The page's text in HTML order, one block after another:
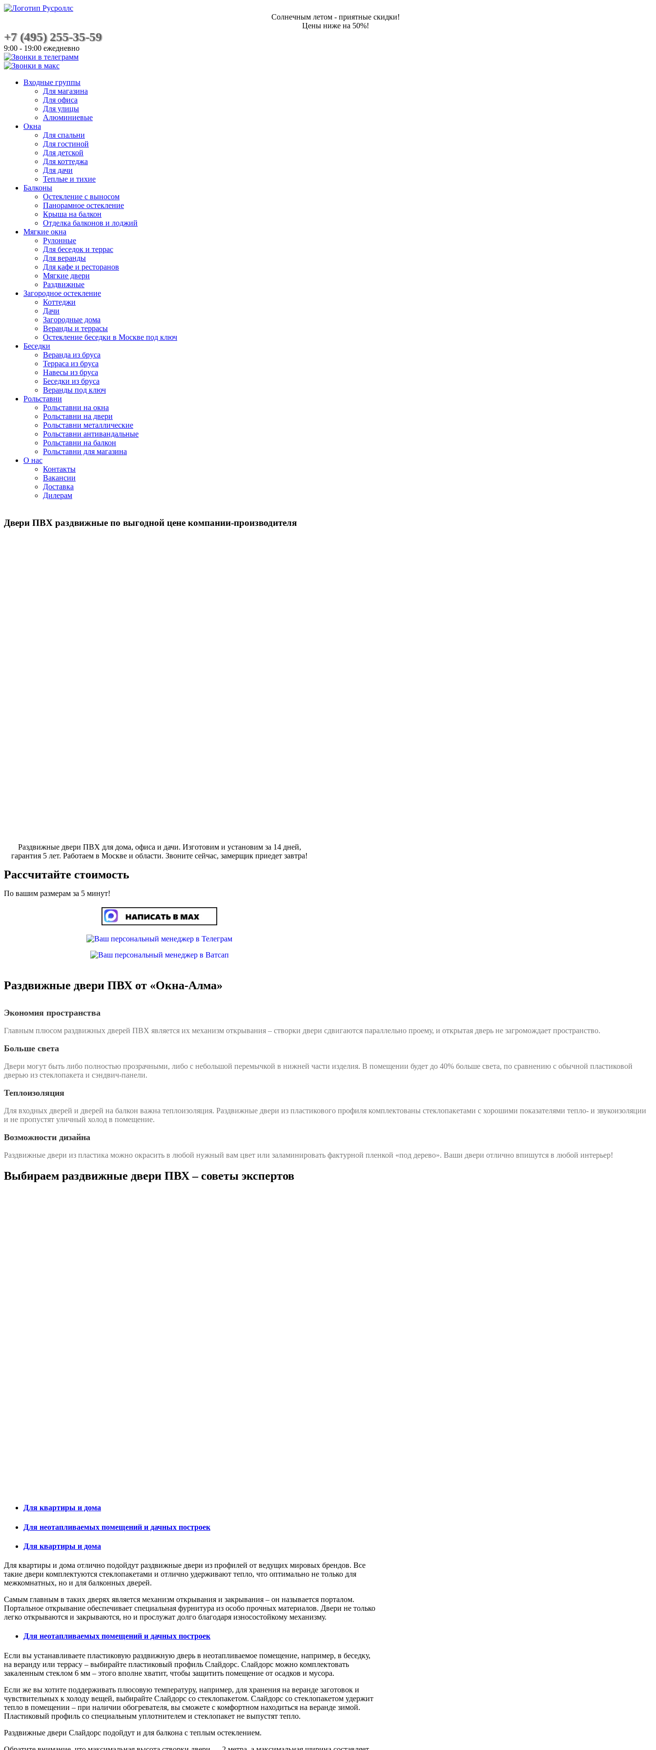
Солнечным летом - приятные скидки!
Цены ниже на 50%!
+7 (495) 255-35-59
9:00 - 19:00 ежедневно
Входные группы
Для магазина
Для офиса
Для улицы
Алюминиевые
Окна
Для спальни
Для гостиной
Для детской
Для коттеджа
Для дачи
Теплые и тихие
Балконы
Остекление с выносом
Панорамное остекление
Крыша на балкон
Отделка балконов и лоджий
Мягкие окна
Рулонные
Для беседок и террас
Для веранды
Для кафе и ресторанов
Мягкие двери
Раздвижные
Загородное остекление
Коттеджи
Дачи
Загородные дома
Веранды и террасы
Остекление беседки в Москве под ключ
Беседки
Веранда из бруса
Терраса из бруса
Навесы из бруса
Беседки из бруса
Веранды под ключ
Рольставни
Рольставни на окна
Рольставни на двери
Рольставни металлические
Рольставни антивандальные
Рольставни на балкон
Рольставни для магазина
О нас
Контакты
Вакансии
Доставка
Дилерам
Двери ПВХ раздвижные по выгодной цене компании-производителя
Раздвижные двери ПВХ для дома, офиса и дачи. Изготовим и установим за 14 дней,
гарантия 5 лет. Работаем в Москве и области. Звоните сейчас, замерщик приедет завтра!
Рассчитайте стоимость
По вашим размерам за 5 минут!
Раздвижные двери ПВХ от «Окна-Алма»
Экономия пространства
Главным плюсом раздвижных дверей ПВХ является их механизм открывания – створки двери сдвигаются параллельно проему, и открытая дверь не загромождает пространство.
Больше света
Двери могут быть либо полностью прозрачными, либо с небольшой перемычкой в нижней части изделия. В помещении будет до 40% больше света, по сравнению с обычной пластиковой
дверью из стеклопакета и сэндвич-панели.
Теплоизоляция
Для входных дверей и дверей на балкон важна теплоизоляция. Раздвижные двери из пластикового профиля комплектованы стеклопакетами с хорошими показателями тепло- и звукоизоляции
и не пропустят уличный холод в помещение.
Возможности дизайна
Раздвижные двери из пластика можно окрасить в любой нужный вам цвет или заламинировать фактурной пленкой «под дерево». Ваши двери отлично впишутся в любой интерьер!
Выбираем раздвижные двери ПВХ – советы экспертов
Для квартиры и дома
Для неотапливаемых помещений и дачных построек
Для квартиры и дома
Для квартиры и дома отлично подойдут раздвижные двери из профилей от ведущих мировых брендов. Все
такие двери комплектуются стеклопакетами и отлично удерживают тепло, что оптимально не только для
межкомнатных, но и для балконных дверей.
Самым главным в таких дверях является механизм открывания и закрывания – он называется порталом.
Портальное открывание обеспечивает специальная фурнитура из особо прочных материалов. Двери не только
легко открываются и закрываются, но и прослужат долго благодаря износостойкому механизму.
Для неотапливаемых помещений и дачных построек
Если вы устанавливаете пластиковую раздвижную дверь в неотапливаемое помещение, например, в беседку,
на веранду или террасу – выбирайте пластиковый профиль Слайдорс. Слайдорс можно комплектовать
закаленным стеклом 6 мм – этого вполне хватит, чтобы защитить помещение от осадков и мусора.
Если же вы хотите поддерживать плюсовую температуру, например, для хранения на веранде заготовок и
чувствительных к холоду вещей, выбирайте Слайдорс со стеклопакетом. Слайдорс со стеклопакетом удержит
тепло в помещении – при наличии обогревателя, вы сможете с комфортном находиться на веранде зимой.
Пластиковый профиль со специальным уплотнителем и стеклопакет не выпустят тепло.
Раздвижные двери Слайдорс подойдут и для балкона с теплым остеклением.